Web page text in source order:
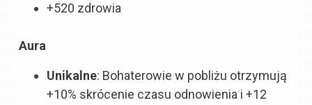
+520 zdrowia
Aura
Unikalne: Bohaterowie w pobliżu otrzymują
+10% skrócenie czasu odnowienia i +12